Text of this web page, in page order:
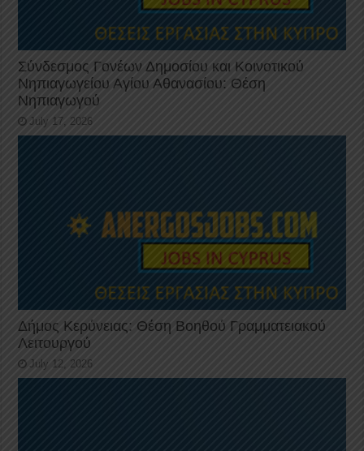
Σύνδεσμος Γονέων Δημοσίου και Κοινοτικού
Νηπιαγωγείου Αγίου Αθανασίου: Θέση
Νηπιαγωγού
July 17, 2026
Δήμος Κερύνειας: Θέση Βοηθού Γραμματειακού
Λειτουργού
July 12, 2026